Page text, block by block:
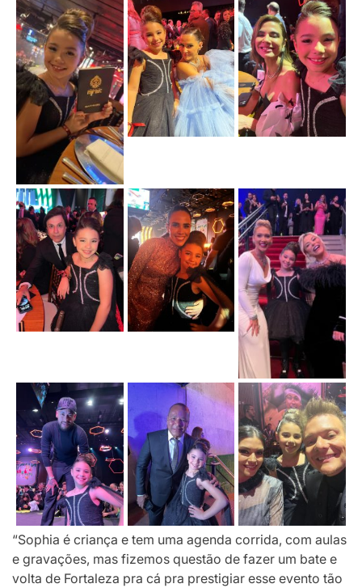
“Sophia é criança e tem uma agenda corrida, com aulas
e gravações, mas fizemos questão de fazer um bate e
volta de Fortaleza pra cá pra prestigiar esse evento tão